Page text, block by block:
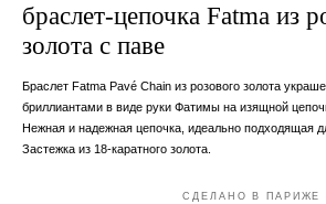
браслет-цепочка Fatma из
золота с паве
Браслет Fatma Pavé Chain из розового золота
бриллиантами в виде руки Фатимы на изящной
Нежная и надежная цепочка, идеально подходящая
Застежка из 18-каратного золота.
СДЕЛАНО В ПАРИЖЕ